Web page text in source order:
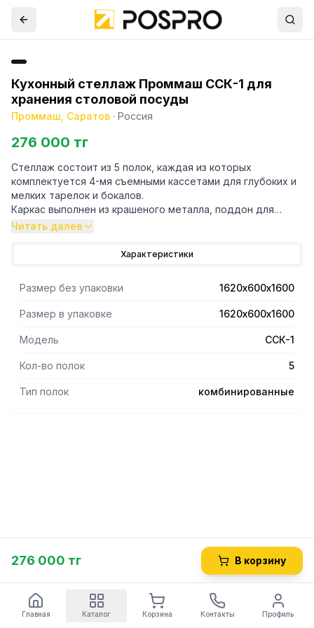
Кухонный стеллаж Проммаш ССК-1 для
хранения столовой посуды
Проммаш, Саратов · Россия
276 000 тг
Стеллаж состоит из 5 полок, каждая из которых
комплектуется 4-мя съемными кассетами для глубоких и
мелких тарелок и бокалов.
Каркас выполнен из крашеного металла, поддон для
сбора воды съемный, изготовлен из нержавеющей стали.
Вместимость одной кассеты:
Читать далее
Характеристики
Размер без упаковки 1620х600х1600
Размер в упаковке 1620х600х1600
Модель ССК-1
Кол-во полок 5
Тип полок комбинированные
276 000 тг В корзину
Главная Каталог Корзина Контакты Профиль